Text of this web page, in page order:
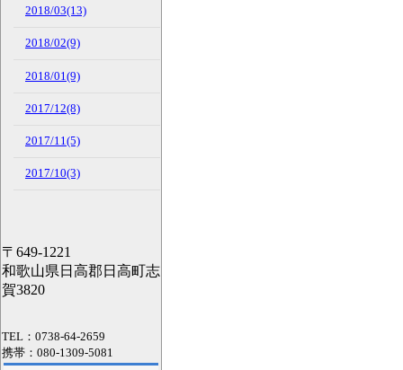
2018/03(13)
2018/02(9)
2018/01(9)
2017/12(8)
2017/11(5)
2017/10(3)
〒649-1221
和歌山県日高郡日高町志
賀3820
TEL：0738-64-2659
携帯：080-1309-5081